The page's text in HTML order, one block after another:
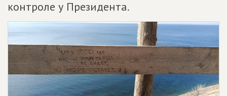
контроле у Президента.